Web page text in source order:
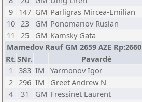
9
147 GM Parligras Mircea-Emilian
10
23 GM Ponomariov Ruslan
11
25 GM Kamsky Gata
Mamedov Rauf GM 2659 AZE Rp:2660
Rt.SNr. Pavardė
1
383 IM Yarmonov Igor
2
296 IM Greet Andrew N
4
31 GM Fressinet Laurent